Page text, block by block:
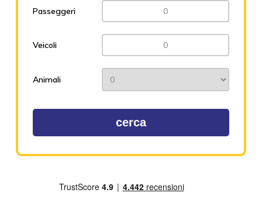
Passeggeri
Veicoli
Animali
cerca